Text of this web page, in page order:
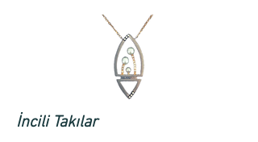
İncili Takılar